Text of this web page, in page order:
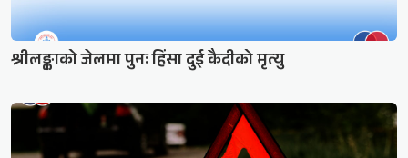
श्रीलङ्काको जेलमा पुनः हिंसा दुई कैदीको मृत्यु